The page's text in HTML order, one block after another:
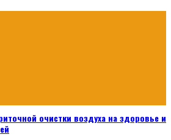
очистки воздуха на здоровье и